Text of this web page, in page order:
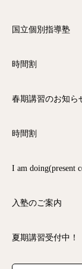
国立個別指導塾
時間割
春期講習のお知ら
時間割
I am doing(present
入塾のご案内
夏期講習受付中！